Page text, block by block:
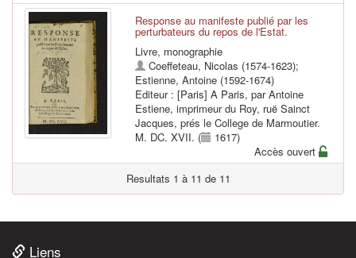
Response au manifeste publié par les
perturbateurs du repos de l'Estat.
Livre, monographie
Coeffeteau, Nicolas (1574-1623);
Estienne, Antoine (1592-1674)
Editeur : [Paris] A Paris, par Antoine
Estiene, imprimeur du Roy, ruë Sainct
Jacques, prés le College de Marmoutier.
M. DC. XVII. (
1617)
Accès ouvert
Resultats 1 à 11 de 11
Liens